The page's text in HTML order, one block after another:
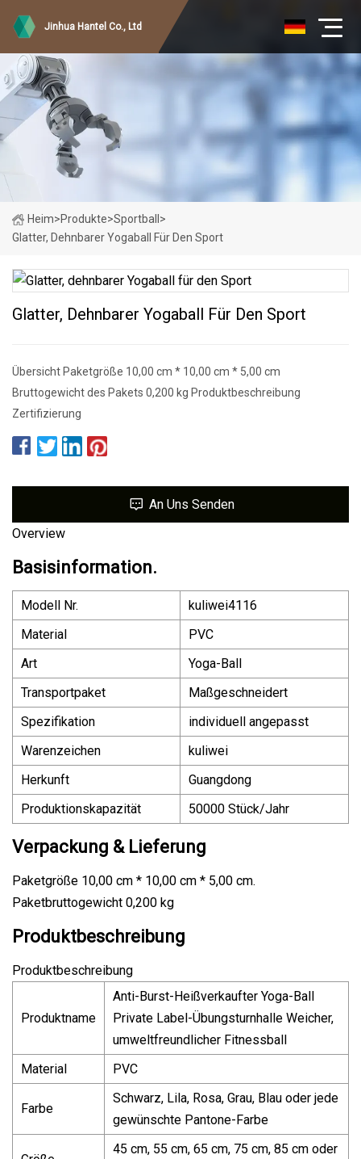
Jinhua Hantel Co., Ltd
Heim>Produkte>Sportball >
Glatter, Dehnbarer Yogaball Für Den Sport
Glatter, Dehnbarer Yogaball Für Den Sport
Übersicht Paketgröße 10,00 cm * 10,00 cm * 5,00 cm
Bruttogewicht des Pakets 0,200 kg Produktbeschreibung
Zertifizierung
An Uns Senden
Overview
Basisinformation.
Modell Nr.
kuliwei4116
Material
PVC
Art
Yoga-Ball
Transportpaket
Maßgeschneidert
Spezifikation
individuell angepasst
Warenzeichen
kuliwei
Herkunft
Guangdong
Produktionskapazität
50000 Stück/Jahr
Verpackung & Lieferung
Paketgröße 10,00 cm * 10,00 cm * 5,00 cm.
Paketbruttogewicht 0,200 kg
Produktbeschreibung
Produktbeschreibung
Produktname
Anti-Burst-Heißverkaufter Yoga-Ball
Private Label-Übungsturnhalle Weicher,
umweltfreundlicher Fitnessball
Material
PVC
Farbe
Schwarz, Lila, Rosa, Grau, Blau oder jede
gewünschte Pantone-Farbe
45 cm, 55 cm, 65 cm, 75 cm, 85 cm oder